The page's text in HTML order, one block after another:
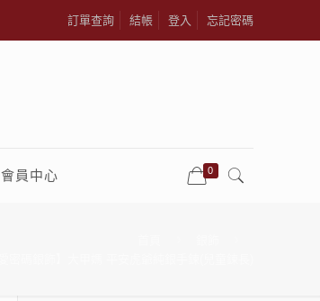
訂單查詢 結帳 登入 忘記密碼
會員中心 0